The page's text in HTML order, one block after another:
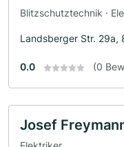
Blitzschutztechnik ·
Landsberger Str. 29a,
0.0 (0
Josef